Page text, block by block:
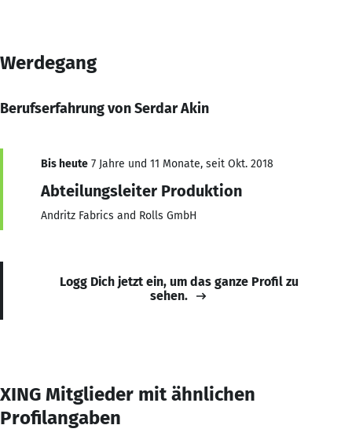
Werdegang
Berufserfahrung von Serdar Akin
Bis heute 7 Jahre und 11 Monate, seit Okt. 2018
Abteilungsleiter Produktion
Andritz Fabrics and Rolls GmbH
Logg Dich jetzt ein, um das ganze Profil zu
sehen.
XING Mitglieder mit ähnlichen
Profilangaben